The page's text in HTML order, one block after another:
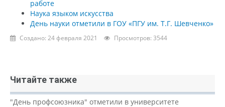
работе
Наука языком искусства
День науки отметили в ГОУ «ПГУ им. Т.Г. Шевченко»
Создано: 24 февраля 2021 Просмотров: 3544
Читайте также
"День профсоюзника" отметили в университете